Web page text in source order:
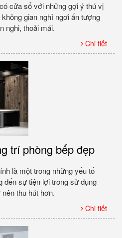
cửa sổ với những gợi ý thú vị
gian nghỉ ngơi ấn tượng
nghi, thoải mái.
Chi tiết
trí phòng bếp đẹp
là một trong những yếu tố
đến sự tiện lợi trong sử dụng
thu hút hơn.
Chi tiết